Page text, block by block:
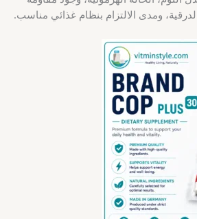
ومدى الالتزام بنظام غذائي مناسب.